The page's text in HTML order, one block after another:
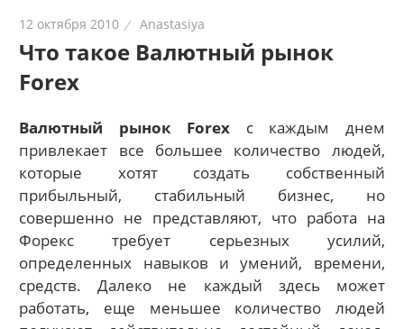
рынках:
стратегии,
сигналы,
12 октября 2010 Anastasiya
Что такое Валютный рынок
Forex
Валютный рынок Forex с каждым днем
привлекает все большее количество людей,
которые хотят создать собственный
прибыльный, стабильный бизнес, но
совершенно не представляют, что работа на
Форекс требует серьезных усилий,
определенных навыков и умений, времени,
средств. Далеко не каждый здесь может
работать, еще меньшее количество людей